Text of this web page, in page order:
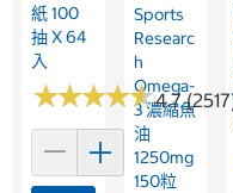
紙 100
抽 X 64
入
★★★★★
★★★★★4.7
Sports
Researc
H
Omega-
3 濃縮魚
油
1250mg
150粒